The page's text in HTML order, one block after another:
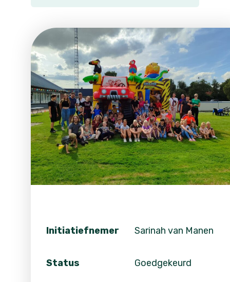
Initiatiefnemer Sarinah van Manen
Status Goedgekeurd